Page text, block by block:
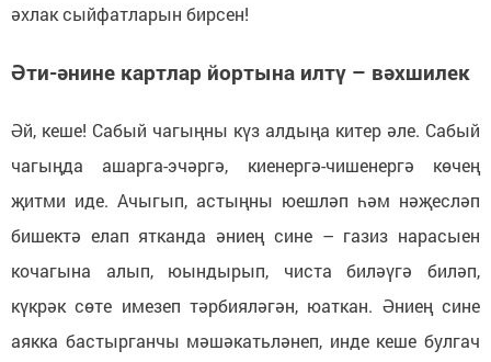
әхлак сыйфатларын бирсен!
Әти-әнине картлар йортына илтү – вәхшилек
Әй, кеше! Сабый чагыңны күз алдыңа китер әле. Сабый
чагыңда ашарга-эчәргә, киенергә-чишенергә көчең
җитми иде. Ачыгып, астыңны юешләп һәм нәҗесләп
бишектә елап ятканда әниең сине – газиз нарасыен
кочагына алып, юындырып, чиста биләүгә биләп,
күкрәк сөте имезеп тәрбияләгән, юаткан. Әниең сине
аякка бастырганчы мәшәкатьләнеп, инде кеше булгач